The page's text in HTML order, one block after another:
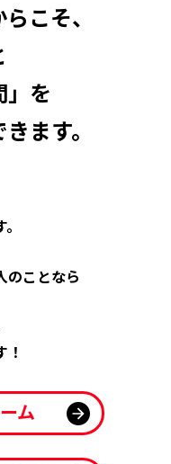
こそ、
」を
ます。
のことなら
ム